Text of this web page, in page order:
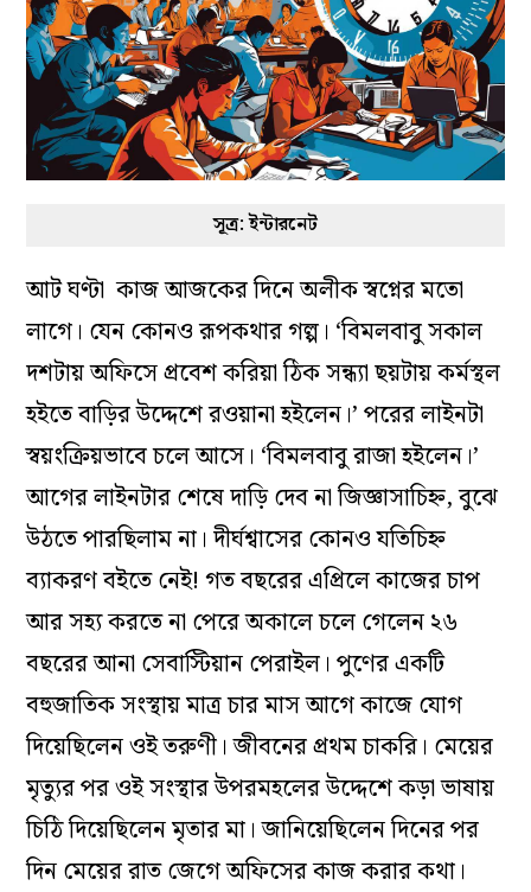
সূত্র: ইন্টারনেট
আট ঘণ্টা কাজ আজকের দিনে অলীক স্বপ্নের মতো
লাগে। যেন কোনও রূপকথার গল্প। ‘বিমলবাবু সকাল
দশটায় অফিসে প্রবেশ করিয়া ঠিক সন্ধ্যা ছয়টায় কর্মস্থল
হইতে বাড়ির উদ্দেশে রওয়ানা হইলেন।’ পরের লাইনটা
স্বয়ংক্রিয়ভাবে চলে আসে। ‘বিমলবাবু রাজা হইলেন।’
আগের লাইনটার শেষে দাড়ি দেব না জিজ্ঞাসাচিহ্ন, বুঝে
উঠতে পারছিলাম না। দীর্ঘশ্বাসের কোনও যতিচিহ্ন
ব্যাকরণ বইতে নেই! গত বছরের এপ্রিলে কাজের চাপ
আর সহ্য করতে না পেরে অকালে চলে গেলেন ২৬
বছরের আনা সেবাস্টিয়ান পেরাইল। পুণের একটি
বহুজাতিক সংস্থায় মাত্র চার মাস আগে কাজে যোগ
দিয়েছিলেন ওই তরুণী। জীবনের প্রথম চাকরি। মেয়ের
মৃত্যুর পর ওই সংস্থার উপরমহলের উদ্দেশে কড়া ভাষায়
চিঠি দিয়েছিলেন মৃতার মা। জানিয়েছিলেন দিনের পর
দিন মেয়ের রাত জেগে অফিসের কাজ করার কথা।